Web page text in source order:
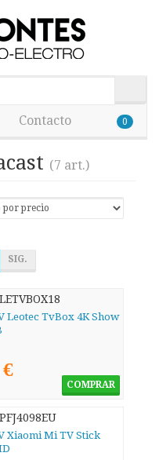
Contacto 0
(7 art.)
SIG.
Leotec TvBox 4K Show
COMPRAR
Xiaomi Mi TV Stick